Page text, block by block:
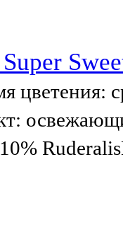
цветения: